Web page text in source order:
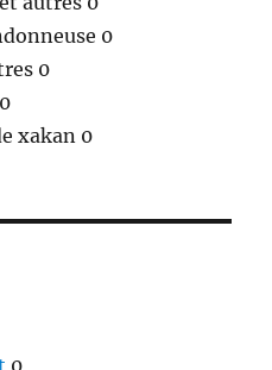
0
0
xakan 0
0